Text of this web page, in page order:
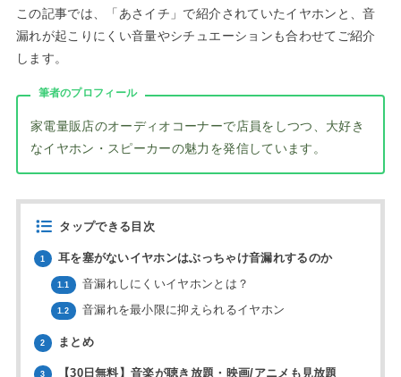
この記事では、「あさイチ」で紹介されていたイヤホンと、音
漏れが起こりにくい音量やシチュエーションも合わせてご紹介
します。
筆者のプロフィール
家電量販店のオーディオコーナーで店員をしつつ、大好き
なイヤホン・スピーカーの魅力を発信しています。
タップできる目次
1 耳を塞がないイヤホンはぶっちゃけ音漏れするのか
1.1 音漏れしにくいイヤホンとは？
1.2 音漏れを最小限に抑えられるイヤホン
2 まとめ
3 【30日無料】音楽が聴き放題・映画/アニメも見放題